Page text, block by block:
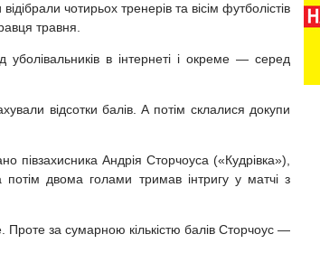
чотирьох тренерів та вісім футболістів
травня.
в інтернеті і окреме — серед
відсотки балів. А потім склалися докупи
півзахисника Андрія Сторчоуса («Кудрівка»),
двома голами тримав інтригу у матчі з
за сумарною кількістю балів Сторчоус —